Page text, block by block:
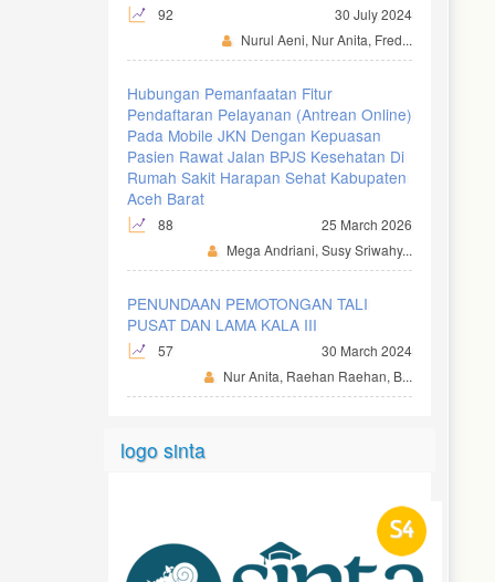
92
30 July 2024
Nurul Aeni, Nur Anita, Fred...
Hubungan Pemanfaatan Fitur
Pendaftaran Pelayanan (Antrean Online)
Pada Mobile JKN Dengan Kepuasan
Pasien Rawat Jalan BPJS Kesehatan Di
Rumah Sakit Harapan Sehat Kabupaten
Aceh Barat
88
25 March 2026
Mega Andriani, Susy Sriwahy...
PENUNDAAN PEMOTONGAN TALI
PUSAT DAN LAMA KALA III
57
30 March 2024
Nur Anita, Raehan Raehan, B...
logo sinta